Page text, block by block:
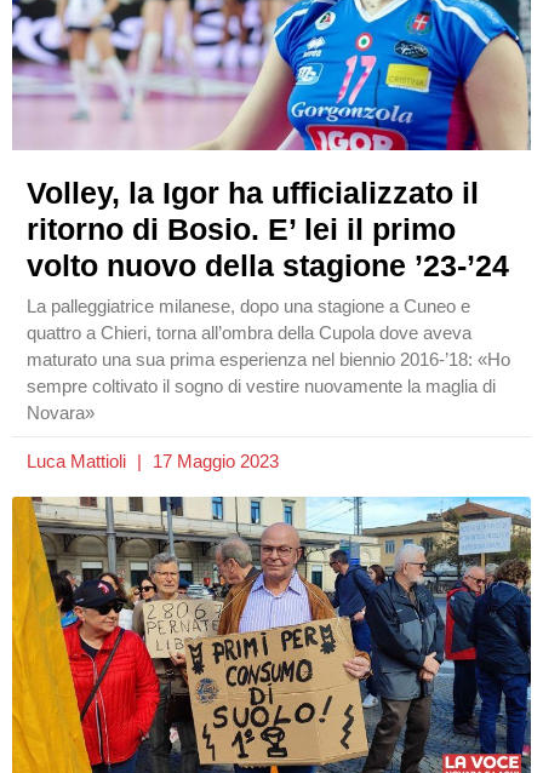
Volley, la Igor ha ufficializzato il
ritorno di Bosio. E’ lei il primo
volto nuovo della stagione ’23-’24
La palleggiatrice milanese, dopo una stagione a Cuneo e
quattro a Chieri, torna all’ombra della Cupola dove aveva
maturato una sua prima esperienza nel biennio 2016-’18: «Ho
sempre coltivato il sogno di vestire nuovamente la maglia di
Novara»
Luca Mattioli 17 Maggio 2023